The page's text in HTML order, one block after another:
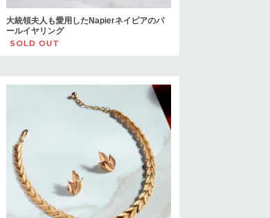
大統領夫人も愛用したNapierネイピアのパ
ールイヤリング
SOLD OUT